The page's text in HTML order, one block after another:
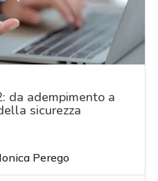
da adempimento a
sicurezza
Perego